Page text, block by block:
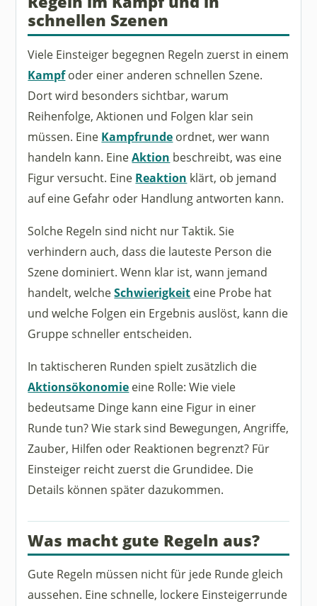
schnellen Szenen
Viele Einsteiger begegnen Regeln zuerst in einem
Kampfoder einer anderen schnellen Szene.
Dort wird besonders sichtbar, warum
Reihenfolge, Aktionen und Folgen klar sein
müssen. Eine Kampfrunde ordnet, wer wann
handeln kann. EineAktion beschreibt, was eine
Figur versucht. Eine Reaktion klärt, ob jemand
auf eine Gefahr oder Handlung antworten kann.
Solche Regeln sind nicht nur Taktik. Sie
verhindern auch, dass die lauteste Person die
Szene dominiert. Wenn klar ist, wann jemand
handelt, welcheSchwierigkeit eine Probe hat
und welche Folgen ein Ergebnis auslöst, kann die
Gruppe schneller entscheiden.
In taktischeren Runden spielt zusätzlich die
Aktionsökonomie eine Rolle: Wie viele
bedeutsame Dinge kann eine Figur in einer
Runde tun? Wie stark sind Bewegungen, Angriffe,
Zauber, Hilfen oder Reaktionen begrenzt? Für
Einsteiger reicht zuerst die Grundidee. Die
Details können später dazukommen.
Was macht gute Regeln aus?
Gute Regeln müssen nicht für jede Runde gleich
aussehen. Eine schnelle, lockere Einsteigerrunde